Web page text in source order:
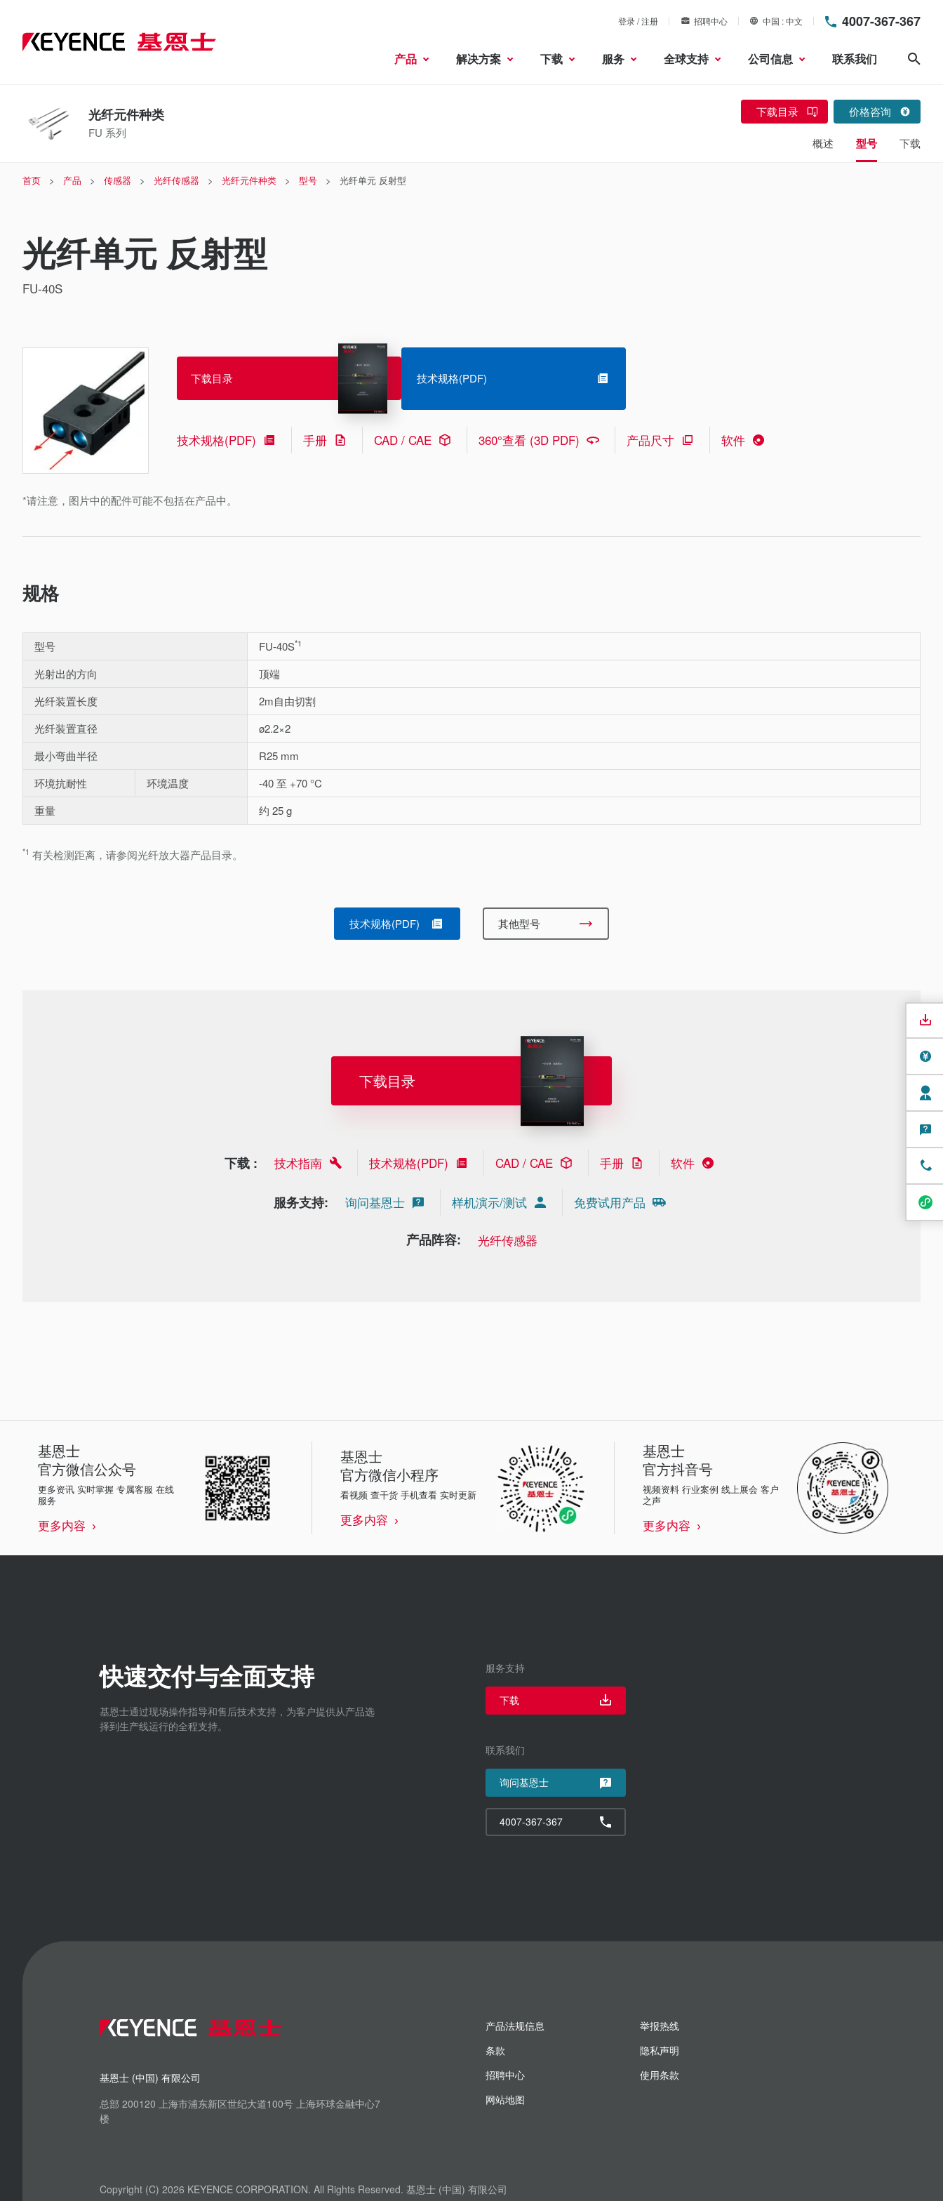
登录 / 注册 招聘中心 中国 中文 4007-367-367
产品 解决方案 下载 服务 全球支持 公司信息 联系我们
光纤元件种类
FU 系列
下载目录 价格咨询
概述 型号 下载
首页 产品 传感器 光纤传感器 光纤元件种类 型号 光纤单元 反射型
光纤单元 反射型
FU-40S
*请注意，图片中的配件可能不包括在产品中。
下载目录 技术规格(PDF)
技术规格(PDF) 手册 CAD / CAE 360°查看 (3D PDF) 产品尺寸 软件
规格
型号 FU-40S*1
光射出的方向
顶端
光纤装置长度
2m自由切割
光纤装置直径
ø2.2×2
最小弯曲半径
R25 mm
环境抗耐性
环境温度
-40 至 +70 °C
重量
约 25 g
*1 有关检测距离，请参阅光纤放大器产品目录。
技术规格(PDF) 其他型号
下载目录
下载 : 技术指南 技术规格(PDF) CAD / CAE 手册 软件
服务支持: 询问基恩士 样机演示/测试 免费试用产品
产品阵容: 光纤传感器
基恩士
官方微信公众号
更多资讯 实时掌握 专属客服 在线
服务
更多内容
基恩士
官方微信小程序
看视频 查干货 手机查看 实时更新
更多内容
基恩士
官方抖音号
视频资料 行业案例 线上展会 客户
之声
更多内容
快速交付与全面支持
基恩士通过现场操作指导和售后技术支持，为客户提供从产品选
择到生产线运行的全程支持。
服务支持
下载
联系我们
询问基恩士
4007-367-367
基恩士 (中国) 有限公司
总部 200120 上海市浦东新区世纪大道100号 上海环球金融中心7
楼
产品法规信息
举报热线
条款
隐私声明
招聘中心
使用条款
网站地图
Copyright (C) 2026 KEYENCE CORPORATION. All Rights Reserved. 基恩士 (中国) 有限公司